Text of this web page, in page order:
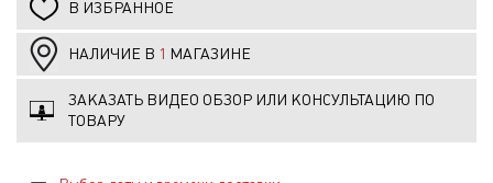
В ИЗБРАННОЕ
НАЛИЧИЕ В 1 МАГАЗИНЕ
ЗАКАЗАТЬ ВИДЕО ОБЗОР ИЛИ КОНСУЛЬТАЦИЮ ПО
ТОВАРУ